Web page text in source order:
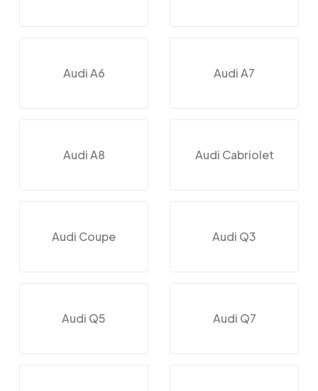
Audi A6 Audi A7
Audi A8 Audi Cabriolet
Audi Coupe Audi Q3
Audi Q5 Audi Q7